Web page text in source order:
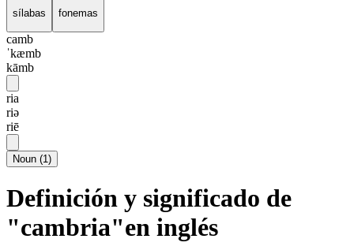
sílabas fonemas
camb
ˈkæmb
kāmb
ria
riə
riē
Noun (1)
Definición y significado de
"cambria"en inglés